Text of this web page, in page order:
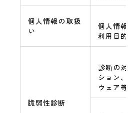
個人情報の取扱
い
個人情報
利用目的
脆弱性診断
診断の対
ション、
ウェア等）